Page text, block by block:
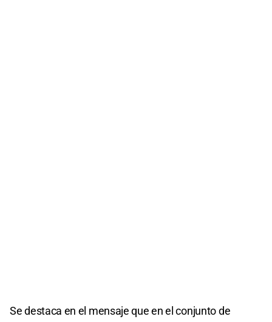
Se destaca en el mensaje que en el conjunto de